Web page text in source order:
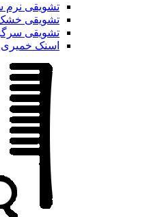
تشویقی
تشویقی
تشویقی
اسنک